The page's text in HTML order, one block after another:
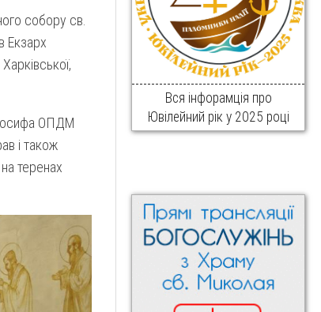
собору св.
Екзарх
ОПДМ
і також
теренах
Вся інфорамція про
Ювілейний рік у 2025 році